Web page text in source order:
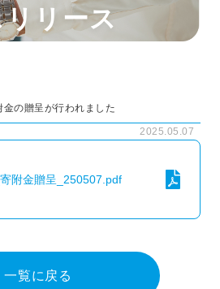
リース
の贈呈が行われました
2025.05.07
附金贈呈_250507.pdf
一覧に戻る